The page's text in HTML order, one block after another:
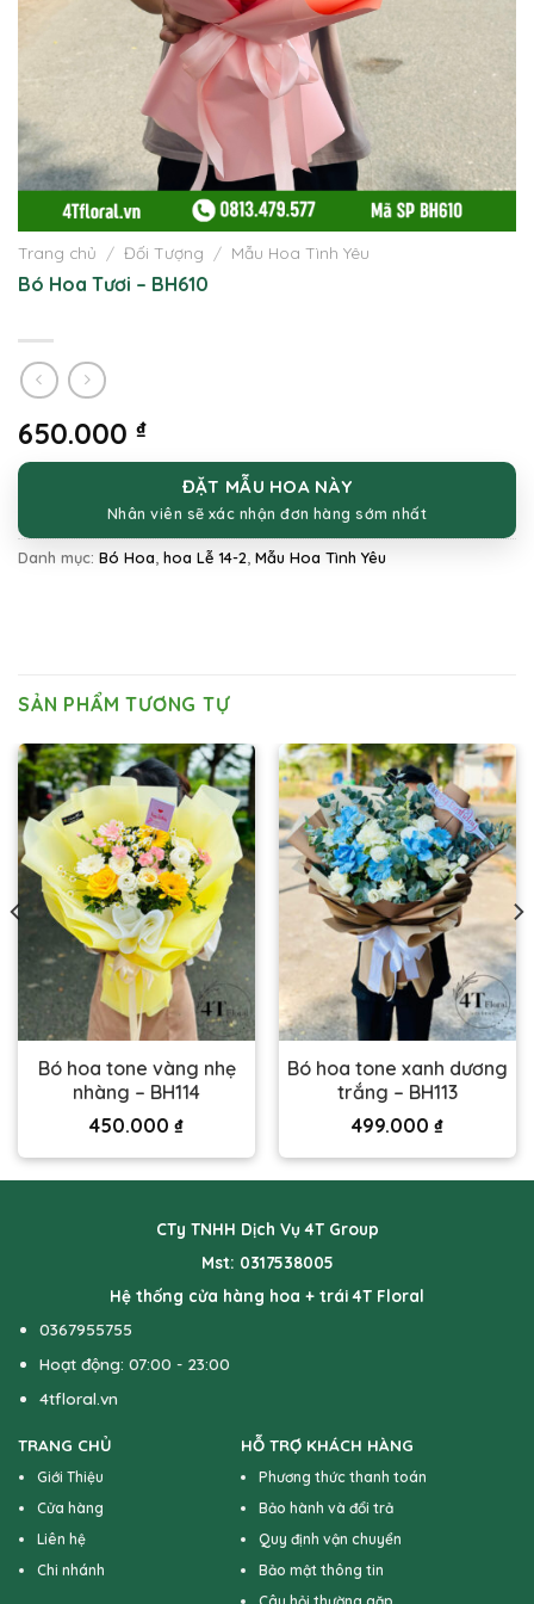
Trang chủ / Đối Tượng / Mẫu Hoa Tình Yêu
Bó Hoa Tươi – BH610
650.000 ₫
ĐẶT MẪU HOA NÀY
Nhân viên sẽ xác nhận đơn hàng sớm nhất
Danh mục: Bó Hoa hoa Lễ 14-2 Mẫu Hoa Tình Yêu
SẢN PHẨM TƯƠNG TỰ
Bó hoa tone vàng nhẹ
nhàng – BH114
450.000 ₫
Bó hoa tone xanh dương
trắng – BH113
499.000 ₫
CTy TNHH Dịch Vụ 4T Group
Mst: 0317538005
Hệ thống cửa hàng hoa + trái 4T Floral
0367955755
Hoạt động: 07:00 - 23:00
4tfloral.vn
TRANG CHỦ
Giới Thiệu
Cửa hàng
Liên hệ
Chi nhánh
HỖ TRỢ KHÁCH HÀNG
Phương thức thanh toán
Bảo hành và đổi trả
Quy định vận chuyển
Bảo mật thông tin